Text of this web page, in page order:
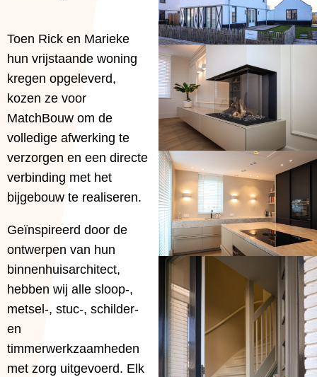
Toen Rick en Marieke
hun vrijstaande woning
kregen opgeleverd,
kozen ze voor
MatchBouw om de
volledige afwerking te
verzorgen en een directe
verbinding met het
bijgebouw te realiseren.
Geïnspireerd door de
ontwerpen van hun
binnenhuisarchitect,
hebben wij alle sloop-,
metsel-, stuc-, schilder-
en
timmerwerkzaamheden
met zorg uitgevoerd. Elk